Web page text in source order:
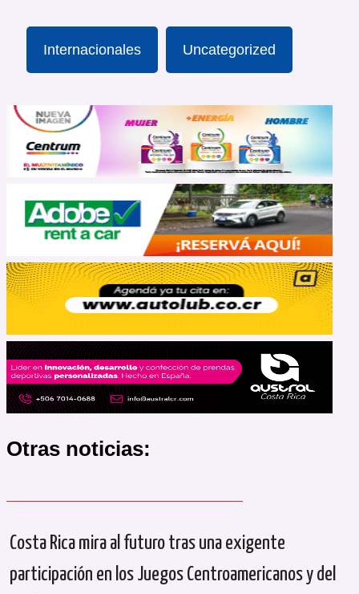
Internacionales Uncategorized
Otras noticias:
Costa Rica mira al futuro tras una exigente
participación en los Juegos Centroamericanos y del